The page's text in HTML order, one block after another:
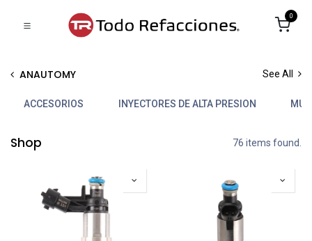
0
ANAUTOMY See All
ACCESORIOS INYECTORES DE ALTA PRESION
Shop 76 items found.